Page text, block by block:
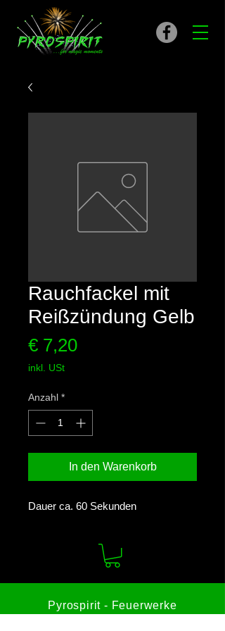
Rauchfackel mit
Reißzündung Gelb
€ 7,20Preis
inkl. USt
Anzahl *
In den Warenkorb
Dauer ca. 60 Sekunden
Pyrospirit - Feuerwerke